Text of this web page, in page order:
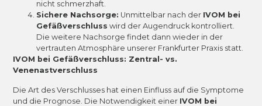
nicht schmerzhaft.
Sichere Nachsorge: Unmittelbar nach der IVOM bei
Gefäßverschluss wird der Augendruck kontrolliert.
Die weitere Nachsorge findet dann wieder in der
vertrauten Atmosphäre unserer Frankfurter Praxis statt.
IVOM bei Gefäßverschluss: Zentral- vs.
Venenastverschluss
Die Art des Verschlusses hat einen Einfluss auf die Symptome
und die Prognose. Die Notwendigkeit einer IVOM bei